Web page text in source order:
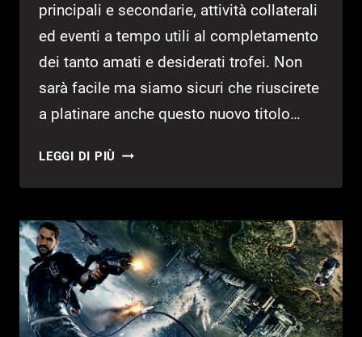
principali e secondarie, attività collaterali
ed eventi a tempo utili al completamento
dei tanto amati e desiderati trofei. Non
sarà facile ma siamo sicuri che riuscirete
a platinare anche questo nuovo titolo…
LEGGI DI PIÙ JUST
4
LISTA
TROFEI
GIOCO
E
DLC